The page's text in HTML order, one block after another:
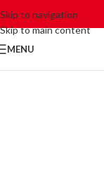
Skip to navigation
Skip to main content
MENU